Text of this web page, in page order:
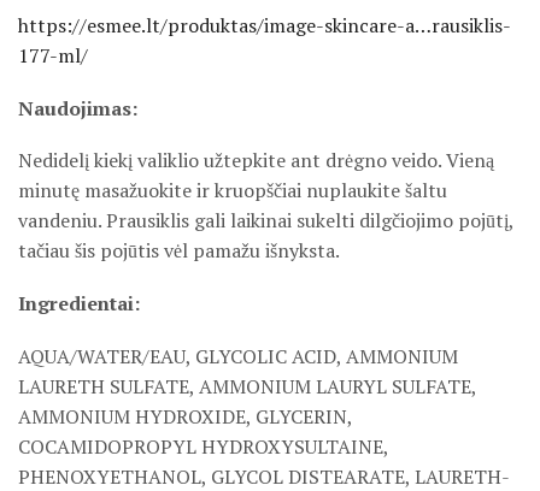
https://esmee.lt/produktas/image-skincare-a…rausiklis-
177-ml/
Naudojimas:
Nedidelį kiekį valiklio užtepkite ant drėgno veido. Vieną
minutę masažuokite ir kruopščiai nuplaukite šaltu
vandeniu. Prausiklis gali laikinai sukelti dilgčiojimo pojūtį,
tačiau šis pojūtis vėl pamažu išnyksta.
Ingredientai:
AQUA/WATER/EAU, GLYCOLIC ACID, AMMONIUM
LAURETH SULFATE, AMMONIUM LAURYL SULFATE,
AMMONIUM HYDROXIDE, GLYCERIN,
COCAMIDOPROPYL HYDROXYSULTAINE,
PHENOXYETHANOL, GLYCOL DISTEARATE, LAURETH-